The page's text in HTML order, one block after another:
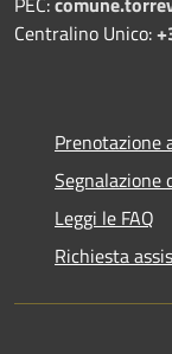
Centralino Unico:
Prenotazione
Segnalazione
Leggi le FAQ
Richiesta